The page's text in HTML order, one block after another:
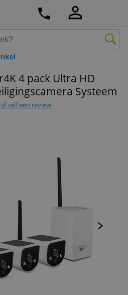
4 pack Ultra HD
Systeem
zelf een review